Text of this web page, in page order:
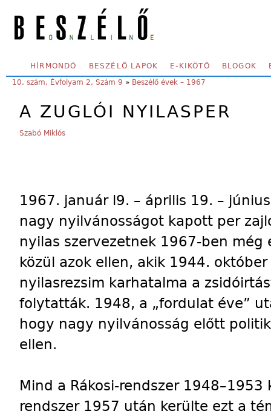
SECONDARY MENU
HÍRMONDÓ BESZÉLŐ LAPOK E-KIKÖTŐ BLOGOK
YOU ARE HERE:
10. szám, Évfolyam 2, Szám 9 » Beszélő évek – 1967
A ZUGLÓI NYILASPER
Szabó Miklós
1967. január l9. – április 19. –
nagy nyilvánosságot kapott per
nyilas szervezetnek 1967-ben még
közül azok ellen, akik 1944.
nyilasrezsim karhatalma a
folytatták. 1948, a „fordulat éve”
hogy nagy nyilvánosság előtt
ellen.
Mind a Rákosi-rendszer
rendszer 1957 után kerülte ezt a